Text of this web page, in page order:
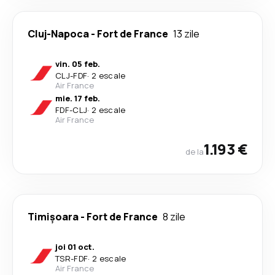
Cluj-Napoca- Fort de France 13 zile
vin. 05 feb.
CLJ-FDF· 2 escale
Air France
mie. 17 feb.
FDF-CLJ· 2 escale
Air France
de la1.193 €
Timișoara- Fort de France 8 zile
joi 01 oct.
TSR-FDF· 2 escale
Air France